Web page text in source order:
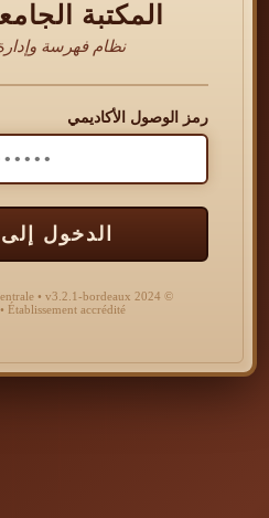
المكتبة
نظام فهرسة
رمز الوصول الأكاديمي
الدخول
© 2024 Bibliothèque Universitaire Centrale • v3.2.1-bordeaux
Établissement accrédité • وزارة التعليم العالي